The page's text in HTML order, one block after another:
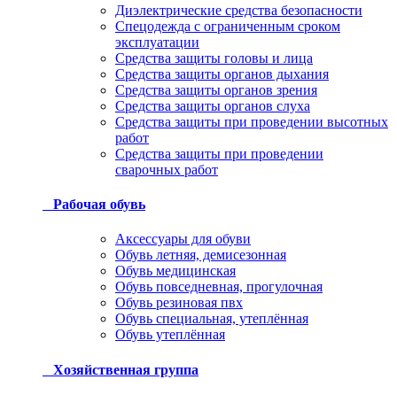
Диэлектрические средства безопасности
Спецодежда с ограниченным сроком
эксплуатации
Средства защиты головы и лица
Средства защиты органов дыхания
Средства защиты органов зрения
Средства защиты органов слуха
Средства защиты при проведении высотных
работ
Средства защиты при проведении
сварочных работ
Рабочая обувь
Аксессуары для обуви
Обувь летняя, демисезонная
Обувь медицинская
Обувь повседневная, прогулочная
Обувь резиновая пвх
Обувь специальная, утеплённая
Обувь утеплённая
Хозяйственная группа